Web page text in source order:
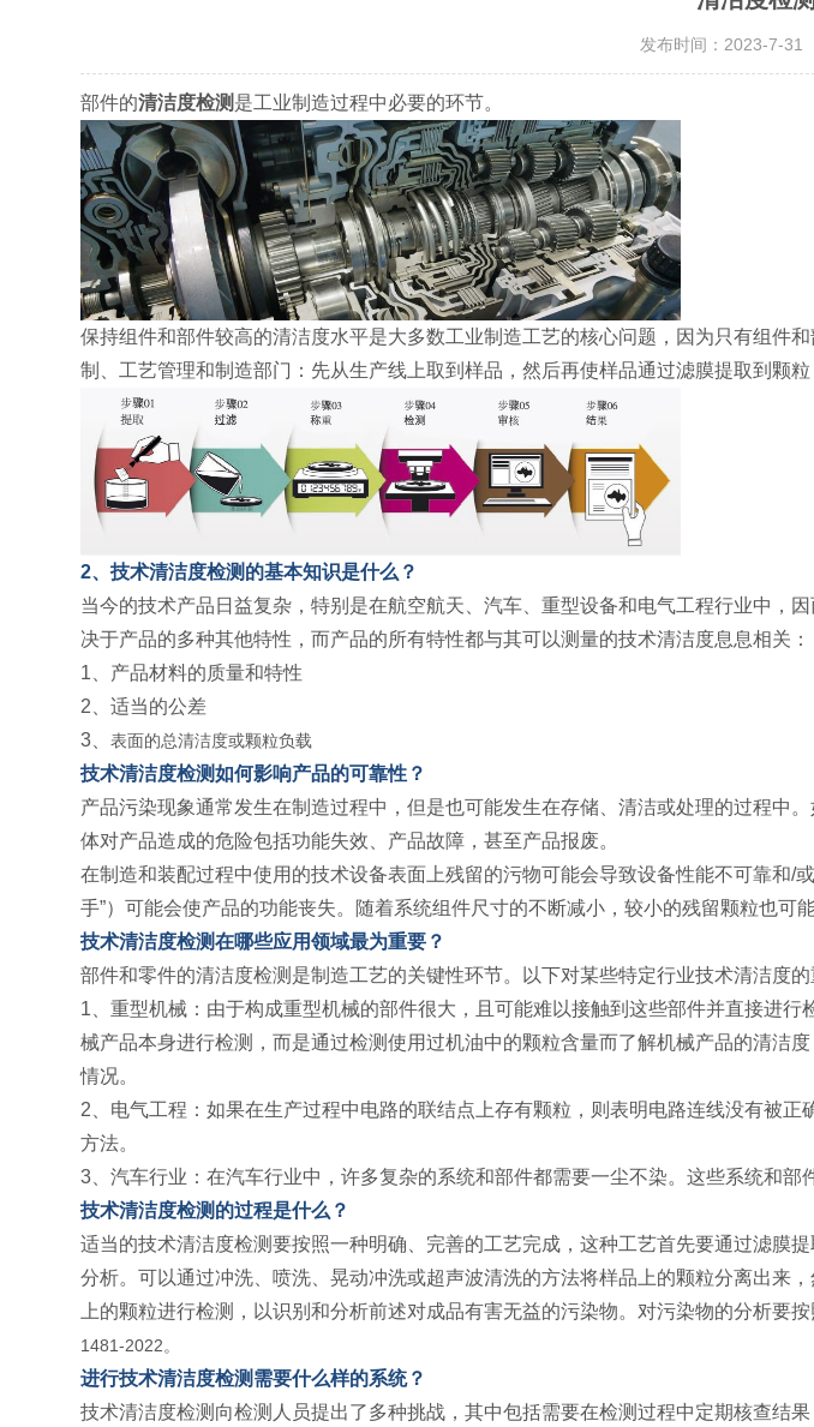
发布时间：2023-7-
部件的清洁度检测 是工业制造过程中必要的环节。
保持组件和部件较高的清洁度水平是大多数工业制造工艺的核心问题，因为只有组件
制、工艺管理和制造部门：先从生产线上取到样品，然后再使样品通过滤膜提取到颗
2、技术清洁度检测的基本知识是什么？
当今的技术产品日益复杂，特别是在航空航天、汽车、重型设备和电气工程行业中，
决于产品的多种其他特性，而产品的所有特性都与其可以测量的技术清洁度息息相关：
1、产品材料的质量和特性
2、适当的公差
3、表面的总清洁度或颗粒负载
技术清洁度检测如何影响产品的可靠性？
产品污染现象通常发生在制造过程中，但是也可能发生在存储、清洁或处理的过程中
体对产品造成的危险包括功能失效、产品故障，甚至产品报废。
在制造和装配过程中使用的技术设备表面上残留的污物可能会导致设备性能不可靠和
手”）可能会使产品的功能丧失。随着系统组件尺寸的不断减小，较小的残留颗粒也可
技术清洁度检测在哪些应用领域最为重要？
部件和零件的清洁度检测是制造工艺的关键性环节。以下对某些特定行业技术清洁度的
1、重型机械：由于构成重型机械的部件很大，且可能难以接触到这些部件并直接进
械产品本身进行检测，而是通过检测使用过机油中的颗粒含量而了解机械产品的清洁
情况。
2、电气工程：如果在生产过程中电路的联结点上存有颗粒，则表明电路连线没有被
方法。
3、汽车行业：在汽车行业中，许多复杂的系统和部件都需要一尘不染。这些系统和部
技术清洁度检测的过程是什么？
适当的技术清洁度检测要按照一种明确、完善的工艺完成，这种工艺首先要通过滤膜
分析。可以通过冲洗、喷洗、晃动冲洗或超声波清洗的方法将样品上的颗粒分离出来
上的颗粒进行检测，以识别和分析前述对成品有害无益的污染物。对污染物的分析要
1481-2022。
进行技术清洁度检测需要什么样的系统？
技术清洁度检测向检测人员提出了多种挑战，其中包括需要在检测过程中定期核查结